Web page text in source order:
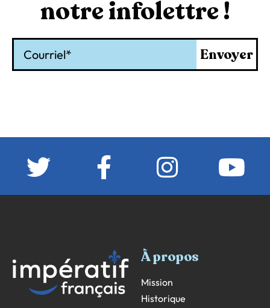
notre infolettre !
Envoyer
À propos
Mission
Historique